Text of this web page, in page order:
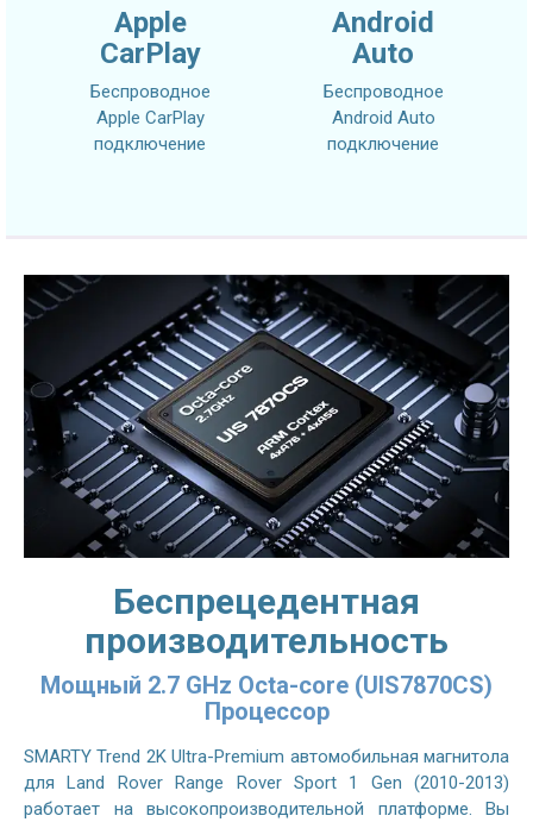
Apple
CarPlay
Беспроводное
Apple CarPlay
подключение
Android
Auto
Беспроводное
Android Auto
подключение
Беспрецедентная
производительность
Мощный 2.7 GHz Octa-core (UIS7870CS)
Процессор
SMARTY Trend 2K Ultra-Premium автомобильная магнитола
для Land Rover Range Rover Sport 1 Gen (2010-2013)
работает на высокопроизводительной платформе. Вы